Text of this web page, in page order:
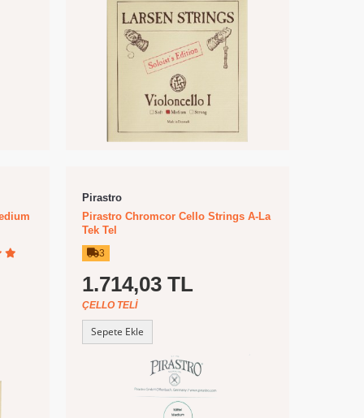
Pirastro
Pirastro Chromcor Cello Strings A-La
Tek Tel
3
1.714,03 TL
ÇELLO TELI
Sepete Ekle